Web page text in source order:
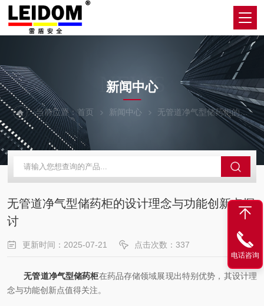
NEWS
新闻中心
当前位置：首页 新闻中心 无管道净气型储药柜的设计理念与功能创新点探讨
无管道净气型储药柜的设计理念与功能创新点探
讨
更新时间：2025-07-21 点击次数：337
无管道净气型储药柜在药品存储领域展现出特别优势，其设计理
念与功能创新点值得关注。
电话咨询